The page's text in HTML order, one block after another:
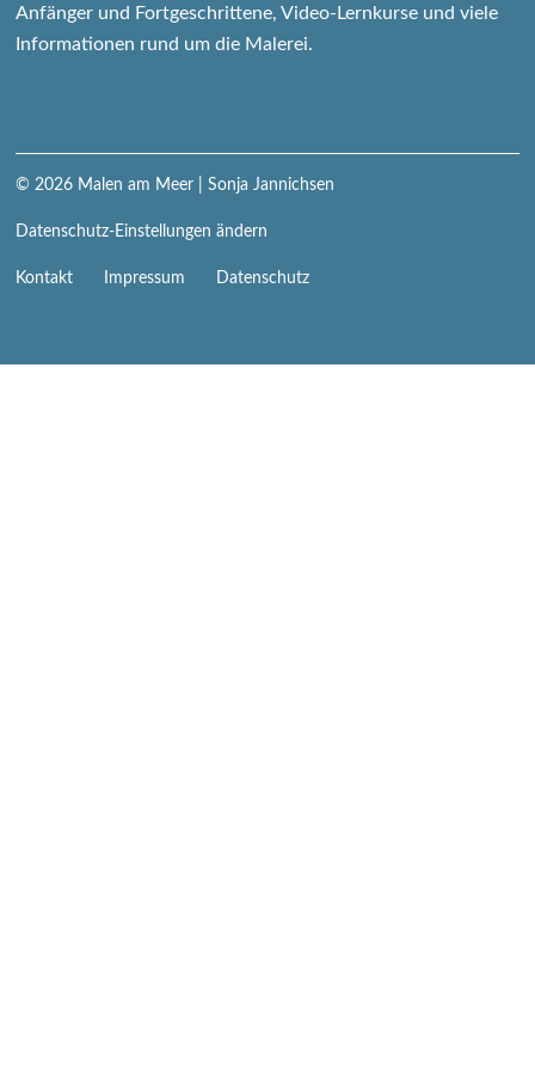
Anfänger und Fortgeschrittene, Video-Lernkurse und viele
Informationen rund um die Malerei.
© 2026 Malen am Meer | Sonja Jannichsen
Datenschutz-Einstellungen ändern
Navigation
Kontakt Impressum Datenschutz